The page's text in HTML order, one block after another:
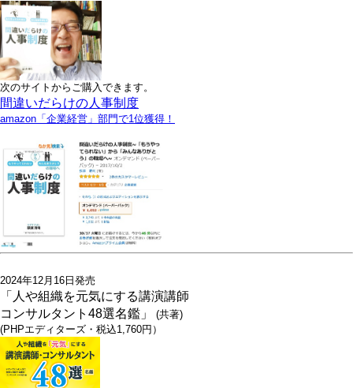
次のサイトからご購入できます。
間違いだらけの人事制度
amazon「企業経営」部門で1位獲得！
2024年12月16日発売
「人や組織を元気にする講演講師
コンサルタント48選名鑑」 (共著)
(PHPエディターズ・税込1,760円）